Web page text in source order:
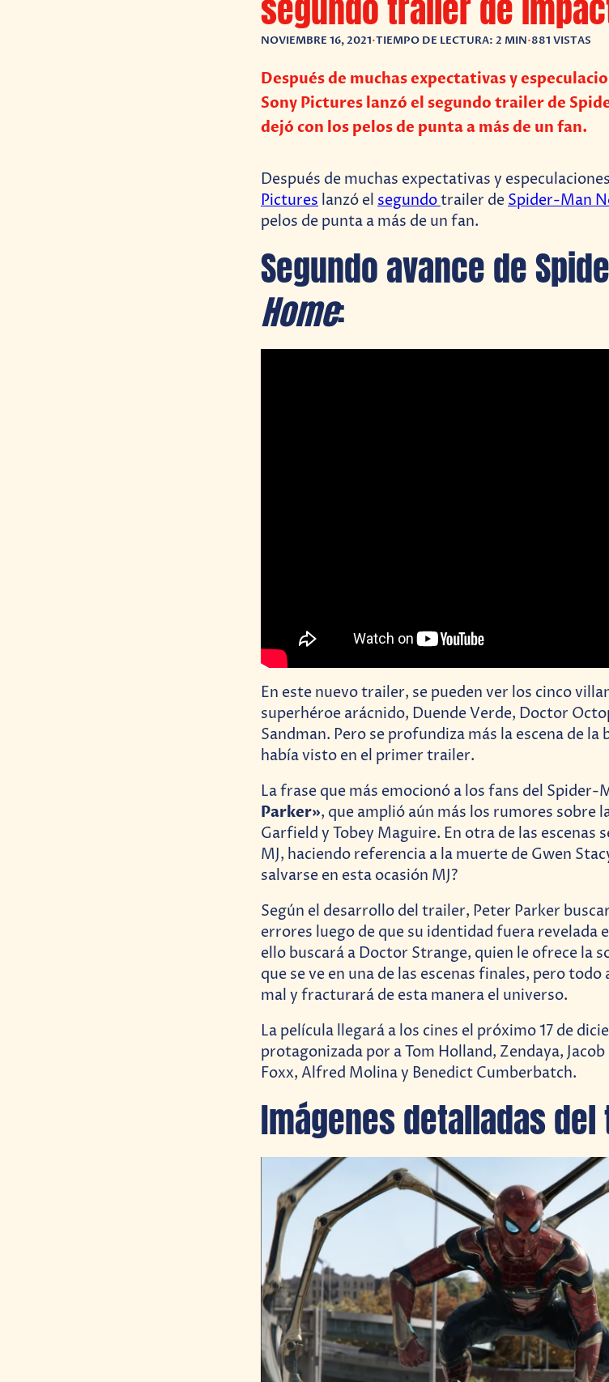
segundo tráiler de
NOVIEMBRE 16, 2021•TIEMPO DE LECTURA: 2 MIN•881 VISTAS
Después de muchas expectativas y
Sony Pictures lanzó el segundo trailer de
dejó con los pelos de punta a más de un fan.
Después de muchas expectativas y
Pictures lanzó el segundotrailer deSpider-Man
pelos de punta a más de un fan.
Segundo avance de
Home:
En este nuevo trailer, se pueden ver los cinco
superhéroe arácnido, Duende Verde, Doctor
Sandman. Pero se profundiza más la escena de
había visto en el primer trailer.
La frase que más emocionó a los fans del Spider-
Parker», que amplió aún más los rumores sobre
Garfield y Tobey Maguire. En otra de las escenas
MJ, haciendo referencia a la muerte de Gwen
salvarse en esta ocasión MJ?
Según el desarrollo del trailer, Peter Parker
errores luego de que su identidad fuera revelada
ello buscará a Doctor Strange, quien le ofrece la
que se ve en una de las escenas finales, pero
mal y fracturará de esta manera el universo.
La película llegará a los cines el próximo 17 de
protagonizada por a Tom Holland, Zendaya,
Foxx, Alfred Molina y Benedict Cumberbatch.
Imágenes detalladas